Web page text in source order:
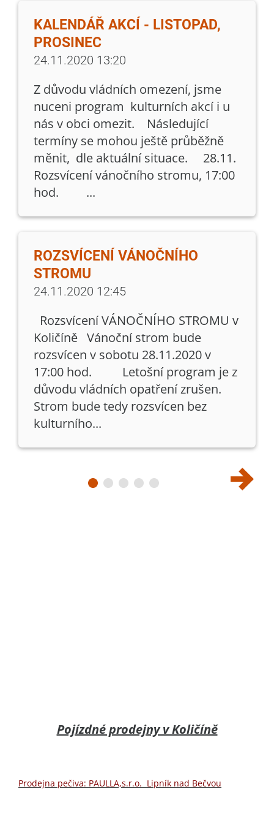
KALENDÁŘ AKCÍ - LISTOPAD,
PROSINEC
24.11.2020 13:20
Z důvodu vládních omezení, jsme
nuceni program kulturních akcí i u
nás v obci omezit. Následující
termíny se mohou ještě průběžně
měnit, dle aktuální situace. 28.11.
Rozsvícení vánočního stromu, 17:00
hod. ...
ROZSVÍCENÍ VÁNOČNÍHO
STROMU
24.11.2020 12:45
Rozsvícení VÁNOČNÍHO STROMU v
Količíně Vánoční strom bude
rozsvícen v sobotu 28.11.2020 v
17:00 hod. Letošní program je z
důvodu vládních opatření zrušen.
Strom bude tedy rozsvícen bez
kulturního...
Pojízdné prodejny v Količíně
Prodejna pečiva: PAULLA,s.r.o. Lipník nad Bečvou